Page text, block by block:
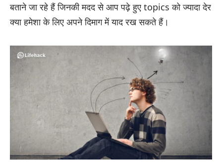
बताने जा रहे हैं जिनकी मदद से आप पढ़े हुए topics को ज्यादा देर
क्या हमेशा के लिए अपने दिमाग में याद रख सकते हैं।